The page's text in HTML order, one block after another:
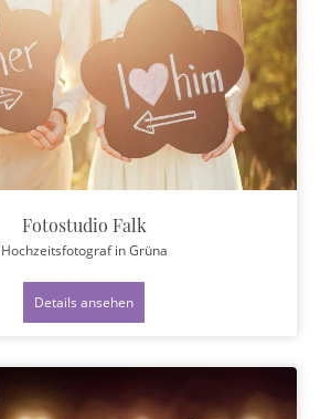
Fotostudio Falk
Hochzeitsfotografin Grüna
Details ansehen